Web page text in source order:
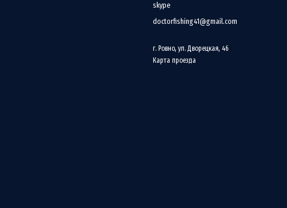
skype
doctorfishing41@gmail.com
г. Ровно, ул. Дворецкая, 46
Карта проезда